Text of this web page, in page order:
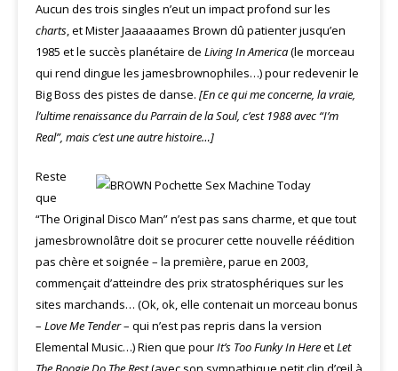
Aucun des trois singles n’eut un impact profond sur les
charts, et Mister Jaaaaaames Brown dû patienter jusqu’en
1985 et le succès planétaire de Living In America(le morceau
qui rend dingue les jamesbrownophiles…) pour redevenir le
Big Boss des pistes de danse. [En ce qui me concerne, la vraie,
l’ultime renaissance du Parrain de la Soul, c’est 1988 avec “I’m
Real”, mais c’est une autre histoire…]
Reste
que
“The Original Disco Man” n’est pas sans charme, et que tout
jamesbrownolâtre doit se procurer cette nouvelle réédition
pas chère et soignée – la première, parue en 2003,
commençait d’atteindre des prix stratosphériques sur les
sites marchands… (Ok, ok, elle contenait un morceau bonus
– Love Me Tender– qui n’est pas repris dans la version
Elemental Music…) Rien que pourIt’s Too Funky In HereetLet